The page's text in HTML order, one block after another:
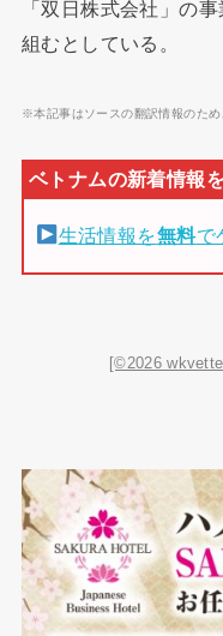
「双日株式会社」の
組むとしている。
※本記事はソースの翻訳情報のため
生活情報を無料で
[©2026